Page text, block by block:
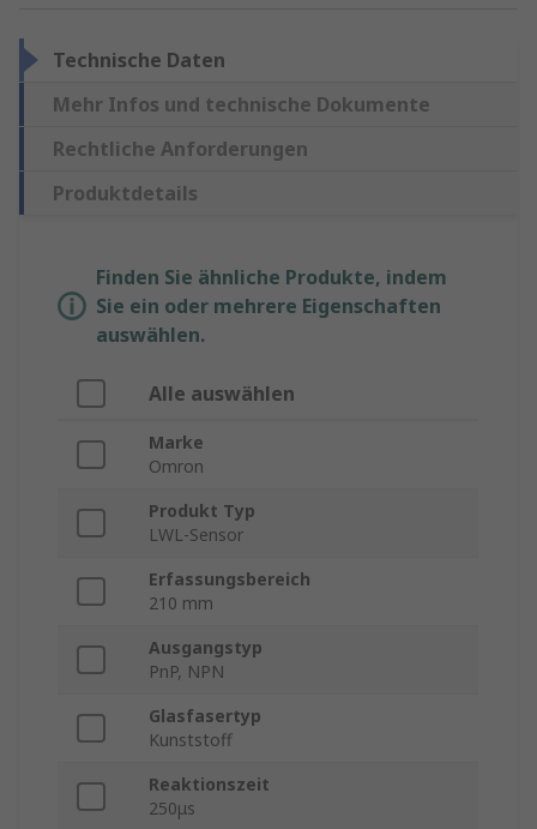
Technische Daten
Mehr Infos und technische Dokumente
Rechtliche Anforderungen
Produktdetails
Finden Sie ähnliche Produkte, indem
Sie ein oder mehrere Eigenschaften
auswählen.
Alle auswählen
Marke
Omron
Produkt Typ
LWL-Sensor
Erfassungsbereich
210 mm
Ausgangstyp
PnP, NPN
Glasfasertyp
Kunststoff
Reaktionszeit
250μs